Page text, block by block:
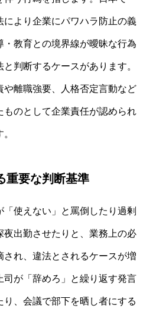
により企業にパワハラ防止の義
教育との境界線が曖昧な行為
判断するケースがあります。
や離職強要、人格否定言動など
ものとして企業責任が認められ
重要な判断基準
使えない」と罵倒したり過剰
夜出勤させたりと、業務上の必
れ、違法とされるケースが増
司が「辞めろ」と繰り返す発言
、会議で部下を晒し者にする